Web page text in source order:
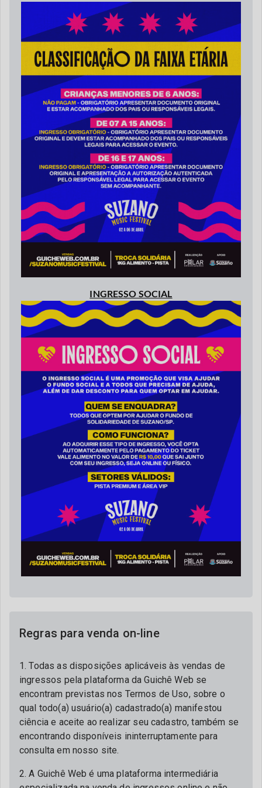
INGRESSO SOCIAL
Regras para venda on-line
1. Todas as disposições aplicáveis às vendas de
ingressos pela plataforma da Guichê Web se
encontram previstas nos Termos de Uso, sobre o
qual todo(a) usuário(a) cadastrado(a) manifestou
ciência e aceite ao realizar seu cadastro, também se
encontrando disponíveis ininterruptamente para
consulta em nosso site.
2. A Guichê Web é uma plataforma intermediária